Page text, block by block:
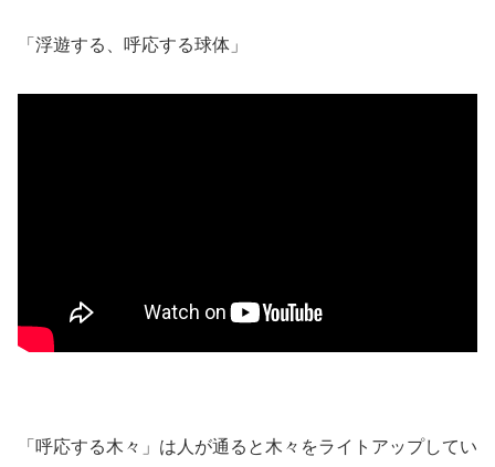
「浮遊する、呼応する球体」
「呼応する木々」は人が通ると木々をライトアップしてい